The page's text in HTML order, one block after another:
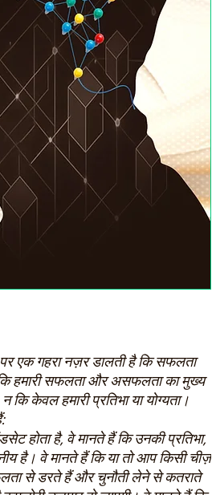
एक गहरा नज़र डालती है कि सफलता
हमारी सफलता और असफलता का मुख्य
कि केवल हमारी प्रतिभा या योग्यता।
होता है, वे मानते हैं कि उनकी प्रतिभा,
है। वे मानते हैं कि या तो आप किसी चीज़
से डरते हैं और चुनौती लेने से कतराते